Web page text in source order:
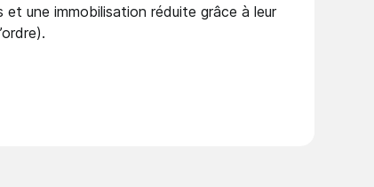
une immobilisation réduite grâce à leur